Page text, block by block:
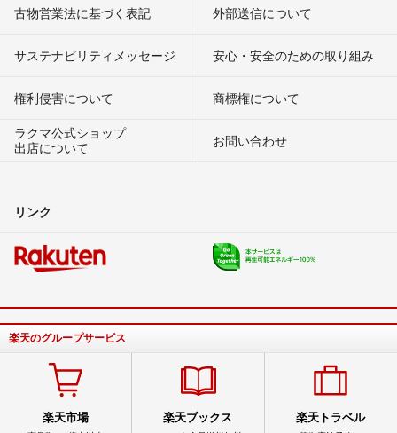
古物営業法に基づく表記 外部送信について
サステナビリティメッセージ 安心・安全のための取り組み
権利侵害について
商標権について
ラクマ公式ショップ
出店について
お問い合わせ
リンク
楽天のグループサービス
楽天市場 楽天ブックス 楽天トラベル